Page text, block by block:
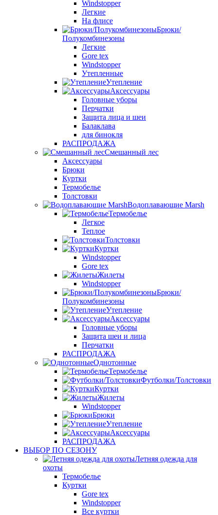
Windstopper
Легкие
На флисе
Брюки/
Полукомбинезоны
Легкие
Gore tex
Windstopper
Утепленные
Утепление
Аксессуары
Головные уборы
Перчатки
Защита лица и шеи
Балаклава
для бинокля
РАСПРОДАЖА
Смешанный лес
Аксессуары
Брюки
Куртки
Термобелье
Толстовки
Водоплавающие Marsh
Термобелье
Легкое
Теплое
Толстовки
Куртки
Windstopper
Gore tex
Жилеты
Windstopper
Брюки/
Полукомбинезоны
Утепление
Аксессуары
Головные уборы
Защита шеи и лица
Перчатки
РАСПРОДАЖА
Однотонные
Термобелье
Футболки/Толстовки
Куртки
Жилеты
Windstopper
Брюки
Утепление
Аксессуары
РАСПРОДАЖА
ВЫБОР ПО СЕЗОНУ
Летняя одежда для
охоты
Термобелье
Куртки
Gore tex
Windstopper
Все куртки